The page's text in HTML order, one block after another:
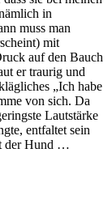
in
muss man
mit
auf den Bauch
er traurig und
„Ich habe
von sich. Da
Lautstärke
entfaltet sein
der Hund …